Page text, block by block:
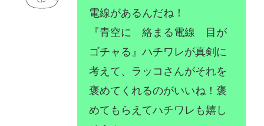
電線があるんだね！
『青空に 絡まる電線 目が
ゴチャる』ハチワレが真剣に
考えて、ラッコさんがそれを
褒めてくれるのがいいね！褒
めてもらえてハチワレも嬉し